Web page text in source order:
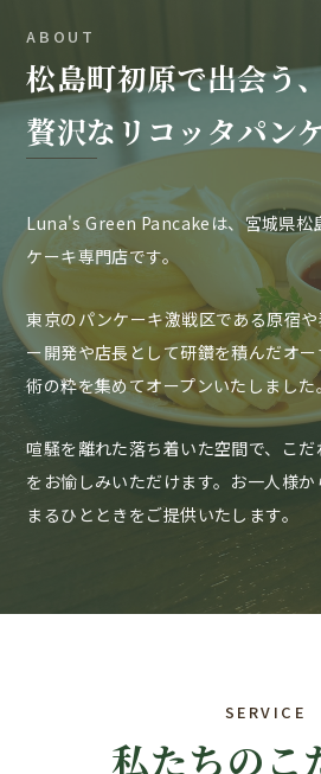
ABOUT
松島町初原で出会う
贅沢なリコッタパン
Luna's Green Pancakeは、宮城県松
ケーキ専門店です。
東京のパンケーキ激戦区である原宿や
ー開発や店長として研鑽を積んだオー
術の粋を集めてオープンいたしました
喧騒を離れた落ち着いた空間で、 こ
をお愉しみいただけます。 お一人様
まるひとときをご提供いたします。
SERVICE
私たちのこ